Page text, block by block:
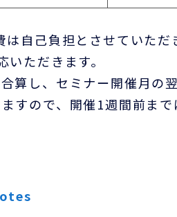
自己負担とさせていただ
ただきます。
、セミナー開催月の翌
で、開催1週間前まで